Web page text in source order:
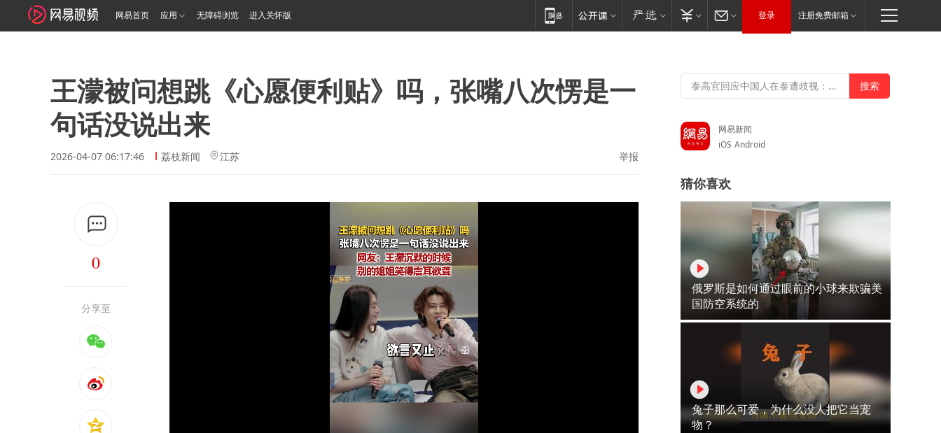
网易首页 应用 无障碍浏览 进入关怀版 登录 注册免费邮箱
王濛被问想跳《心愿便利贴》吗，张嘴八次愣是一
句话没说出来
2026-04-07 06:17:46 荔枝新闻 江苏 举报
0
分享至
网易新闻
iOS Android
猜你喜欢
俄罗斯是如何通过眼前的小球来欺骗美
国防空系统的
兔子那么可爱，为什么没人把它当宠
物？